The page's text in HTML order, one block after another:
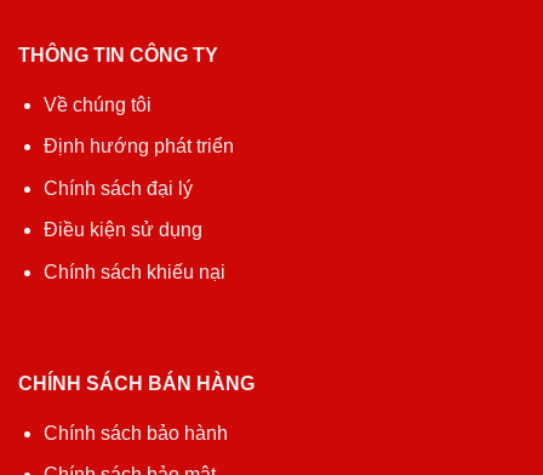
THÔNG TIN CÔNG TY
Về chúng tôi
Định hướng phát triển
Chính sách đại lý
Điều kiện sử dụng
Chính sách khiếu nại
CHÍNH SÁCH BÁN HÀNG
Chính sách bảo hành